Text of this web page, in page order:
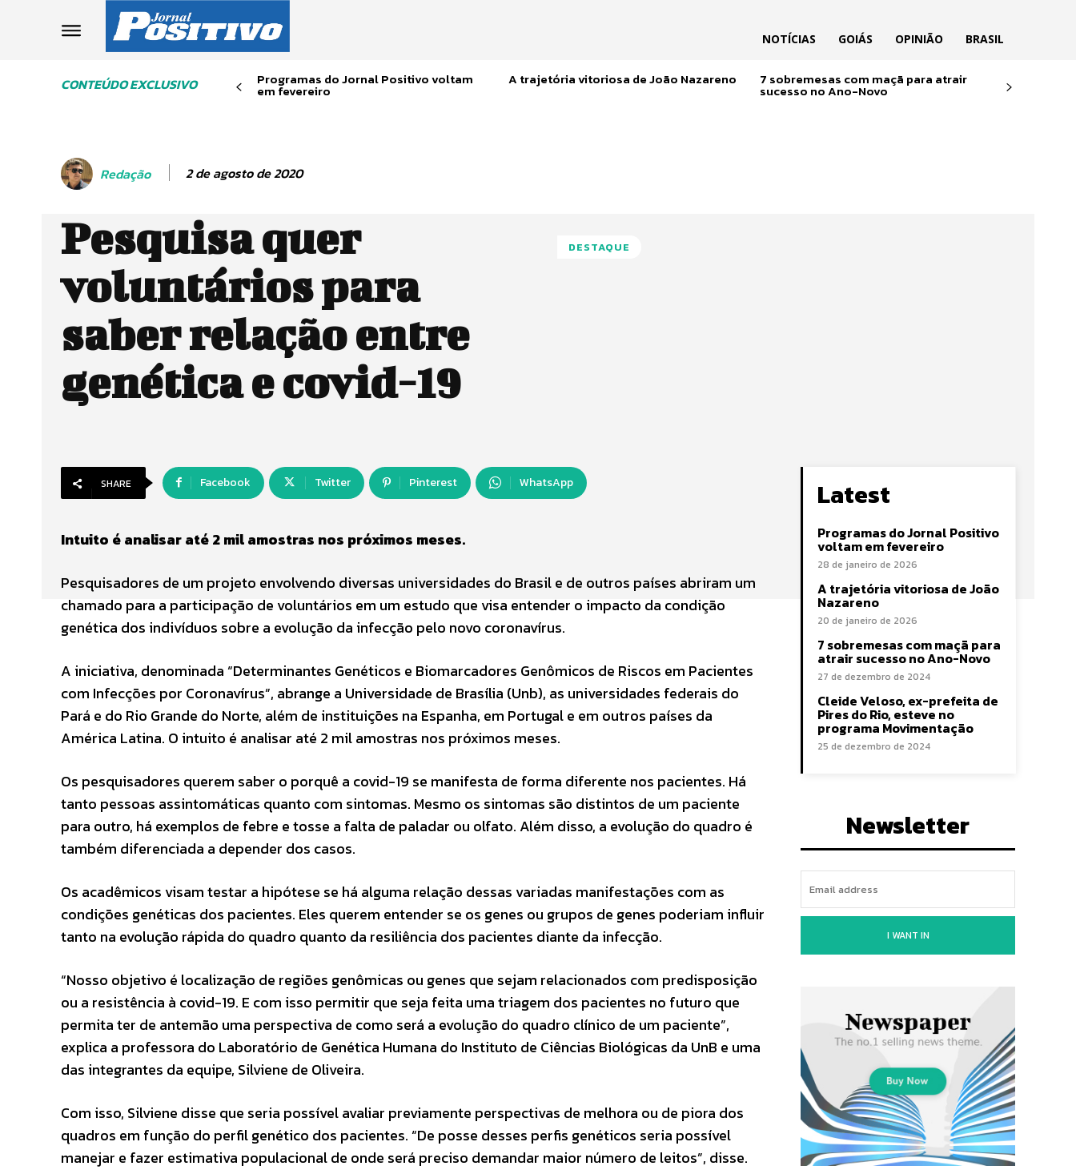
NOTÍCIAS GOIÁS OPINIÃO BRASIL
CONTEÚDO EXCLUSIVO Programas do Jornal Positivo voltam
em fevereiro
A trajetória vitoriosa de João Nazareno 7 sobremesas com maçã para atrair
sucesso no Ano-Novo
Redação 2 de agosto de 2020
Pesquisa quer
voluntários para
saber relação entre
genética e covid-19
DESTAQUE
SHARE Facebook Twitter Pinterest WhatsApp
Intuito é analisar até 2 mil amostras nos próximos meses.
Pesquisadores de um projeto envolvendo diversas universidades do Brasil e de outros países abriram um
chamado para a participação de voluntários em um estudo que visa entender o impacto da condição
genética dos indivíduos sobre a evolução da infecção pelo novo coronavírus.
A iniciativa, denominada “Determinantes Genéticos e Biomarcadores Genômicos de Riscos em Pacientes
com Infecções por Coronavírus”, abrange a Universidade de Brasília (Unb), as universidades federais do
Pará e do Rio Grande do Norte, além de instituições na Espanha, em Portugal e em outros países da
América Latina. O intuito é analisar até 2 mil amostras nos próximos meses.
Os pesquisadores querem saber o porquê a covid-19 se manifesta de forma diferente nos pacientes. Há
tanto pessoas assintomáticas quanto com sintomas. Mesmo os sintomas são distintos de um paciente
para outro, há exemplos de febre e tosse a falta de paladar ou olfato. Além disso, a evolução do quadro é
também diferenciada a depender dos casos.
Os acadêmicos visam testar a hipótese se há alguma relação dessas variadas manifestações com as
condições genéticas dos pacientes. Eles querem entender se os genes ou grupos de genes poderiam influir
tanto na evolução rápida do quadro quanto da resiliência dos pacientes diante da infecção.
“Nosso objetivo é localização de regiões genômicas ou genes que sejam relacionados com predisposição
ou a resistência à covid-19. E com isso permitir que seja feita uma triagem dos pacientes no futuro que
permita ter de antemão uma perspectiva de como será a evolução do quadro clínico de um paciente”,
explica a professora do Laboratório de Genética Humana do Instituto de Ciências Biológicas da UnB e uma
das integrantes da equipe, Silviene de Oliveira.
Com isso, Silviene disse que seria possível avaliar previamente perspectivas de melhora ou de piora dos
quadros em função do perfil genético dos pacientes. “De posse desses perfis genéticos seria possível
manejar e fazer estimativa populacional de onde será preciso demandar maior número de leitos”, disse.
Latest
Programas do Jornal Positivo
voltam em fevereiro
28 de janeiro de 2026
A trajetória vitoriosa de João
Nazareno
20 de janeiro de 2026
7 sobremesas com maçã para
atrair sucesso no Ano-Novo
27 de dezembro de 2024
Cleide Veloso, ex-prefeita de
Pires do Rio, esteve no
programa Movimentação
25 de dezembro de 2024
Newsletter
I WANT IN